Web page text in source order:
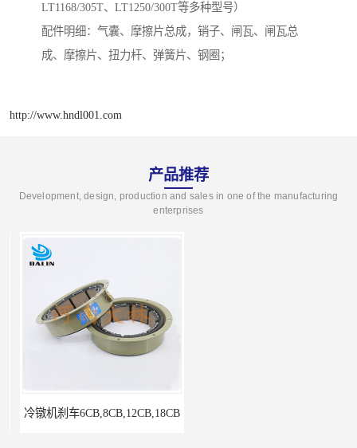
LT1168/305T、LT1250/300T等多种型号）
配件明细：气囊、摩擦片总成，销子、闸瓦、闸瓦总
成、摩擦片、扭力杆、弹簧片、钢圈；
http://www.hndl001.com
产品推荐
Development, design, production and sales in one of the manufacturing
enterprises
冷镦机刹车6CB,8CB,12CB,18CB